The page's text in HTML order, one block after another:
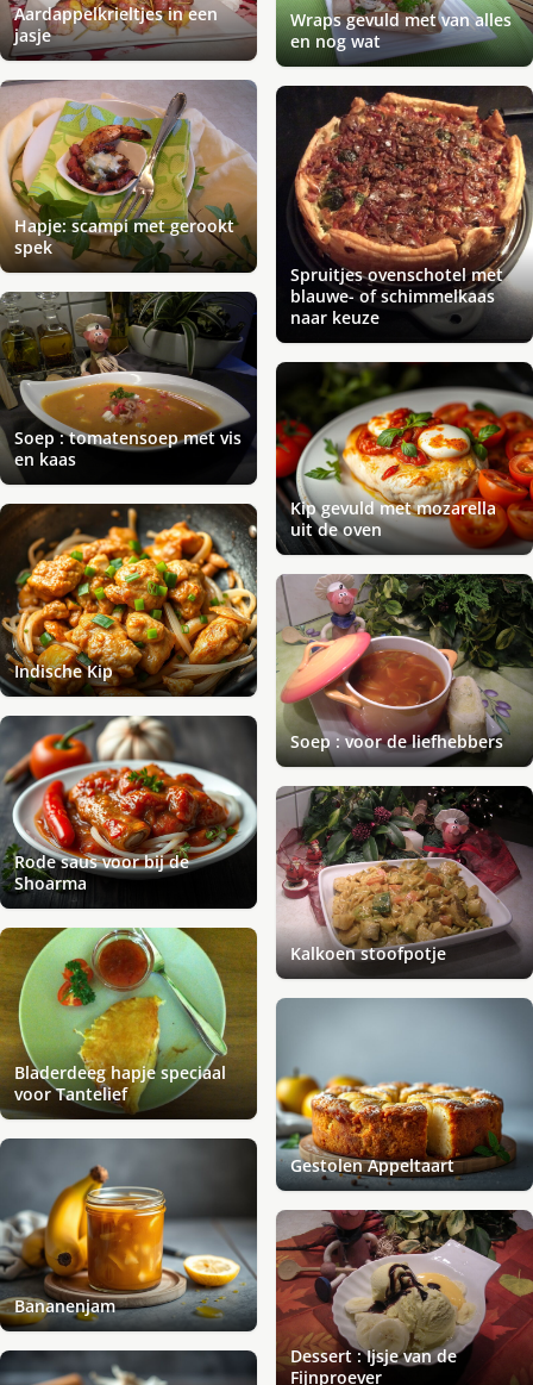
Aardappelkrieltjes in een
jasje
Wraps gevuld met van alles
en nog wat
Hapje: scampi met gerookt
spek
Spruitjes ovenschotel met
blauwe- of schimmelkaas
naar keuze
Soep : tomatensoep met vis
en kaas
Kip gevuld met mozarella
uit de oven
Indische Kip
Soep : voor de liefhebbers
Rode saus voor bij de
Shoarma
Kalkoen stoofpotje
Bladerdeeg hapje speciaal
voor Tantelief
Gestolen Appeltaart
Bananenjam
Dessert : Ijsje van de
Fijnproever